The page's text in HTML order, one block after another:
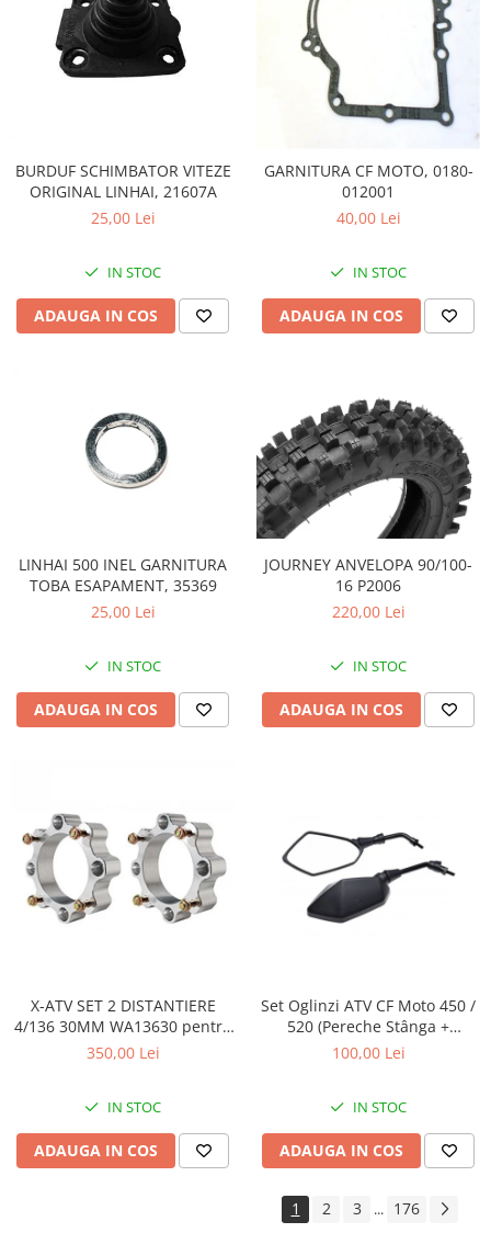
BURDUF SCHIMBATOR VITEZE
ORIGINAL LINHAI, 21607A
25,00 Lei
IN STOC
ADAUGA IN COS
GARNITURA CF MOTO, 0180-
012001
40,00 Lei
IN STOC
ADAUGA IN COS
LINHAI 500 INEL GARNITURA
TOBA ESAPAMENT, 35369
25,00 Lei
IN STOC
ADAUGA IN COS
JOURNEY ANVELOPA 90/100-
16 P2006
220,00 Lei
IN STOC
ADAUGA IN COS
X-ATV SET 2 DISTANTIERE
4/136 30MM WA13630 pentru
CAN AM
350,00 Lei
IN STOC
ADAUGA IN COS
Set Oglinzi ATV CF Moto 450 /
520 (Pereche Stânga +
Dreapta) – Model Nou
100,00 Lei
IN STOC
ADAUGA IN COS
1 2 3 ... 176